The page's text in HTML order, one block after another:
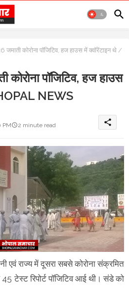
जमाती कोरोना पॉजिटिव, हज हाउस में क्वॉरेंटाइन थे /
कोरोना पॉजिटिव, हज हाउस
NEWS
PM
2 minute read share
एवं राज्य में दूसरा सबसे कोरोना संक्रमित
टेस्ट रिपोर्ट पॉजिटिव आई थी। संडे को